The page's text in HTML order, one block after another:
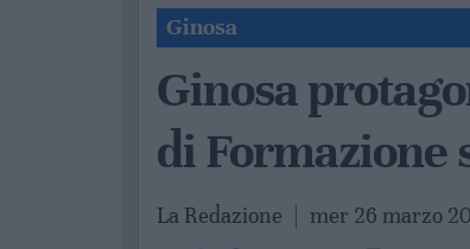
Ginosa
Ginosa
di Formazione
La Redazione mer 26 marzo